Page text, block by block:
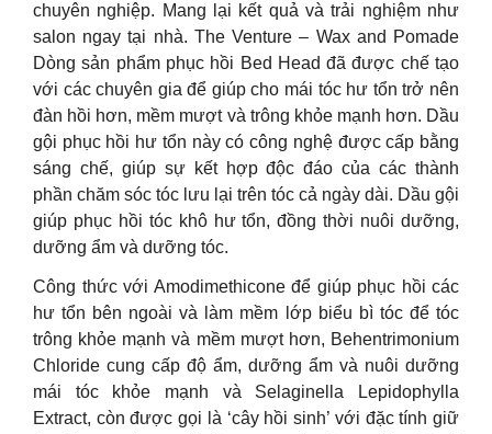
chuyên nghiệp. Mang lại kết quả và trải nghiệm như
salon ngay tại nhà. The Venture – Wax and Pomade
Dòng sản phẩm phục hồi Bed Head đã được chế tạo
với các chuyên gia để giúp cho mái tóc hư tổn trở nên
đàn hồi hơn, mềm mượt và trông khỏe mạnh hơn. Dầu
gội phục hồi hư tổn này có công nghệ được cấp bằng
sáng chế, giúp sự kết hợp độc đáo của các thành
phần chăm sóc tóc lưu lại trên tóc cả ngày dài. Dầu gội
giúp phục hồi tóc khô hư tổn, đồng thời nuôi dưỡng,
dưỡng ẩm và dưỡng tóc.
Công thức với Amodimethicone để giúp phục hồi các
hư tổn bên ngoài và làm mềm lớp biểu bì tóc để tóc
trông khỏe mạnh và mềm mượt hơn, Behentrimonium
Chloride cung cấp độ ẩm, dưỡng ẩm và nuôi dưỡng
mái tóc khỏe mạnh và Selaginella Lepidophylla
Extract, còn được gọi là ‘cây hồi sinh’ với đặc tính giữ